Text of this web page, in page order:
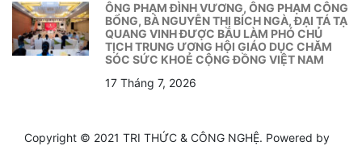
ÔNG PHẠM ĐÌNH VƯƠNG, ÔNG PHẠM CÔNG
BỔNG, BÀ NGUYỄN THỊ BÍCH NGÀ, ĐẠI TÁ TẠ
QUANG VINH ĐƯỢC BẦU LÀM PHÓ CHỦ
TỊCH TRUNG ƯƠNG HỘI GIÁO DỤC CHĂM
SÓC SỨC KHOẺ CỘNG ĐỒNG VIỆT NAM
17 Tháng 7, 2026
Copyright © 2021 TRI THỨC & CÔNG NGHỆ. Powered by